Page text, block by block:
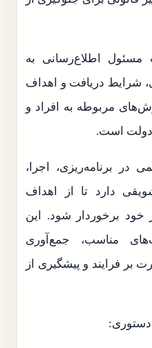
مسئول اطلاع‌رسانی به
شرایط دریافت و اهداف
مربوطه به افراد و
دولت است.
برنامه‌ریزی، اجرا،
دارد تا از اهداف
خود برخوردار شود. این
مناسب، جمع‌آوری
بر فرایند و پیشگیری از
دستوری: